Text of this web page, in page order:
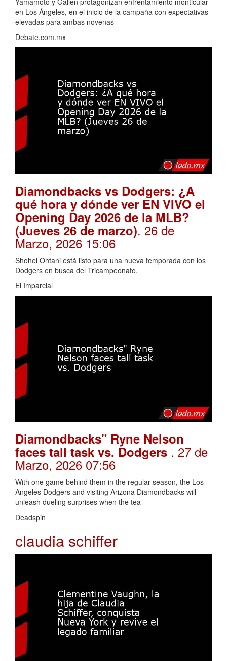
en Los Ángeles, en el inicio de la campaña con expectativas
elevadas para ambas novenas
Debate.com.mx
Diamondbacks vs Dodgers: ¿A
qué hora y dónde ver EN VIVO el
Opening Day 2026 de la MLB?
(Jueves 26 de marzo). 26 de
Marzo, 2026 15:06
Shohei Ohtani está listo para una nueva temporada con los
Dodgers en busca del Tricampeonato.
El Imparcial
Diamondbacks" Ryne Nelson
faces tall task vs. Dodgers . 27 de
Marzo, 2026 07:56
With one game behind them in the regular season, the Los
Angeles Dodgers and visiting Arizona Diamondbacks will
unleash dueling surprises when the tea
Deadspin
claudia schiffer